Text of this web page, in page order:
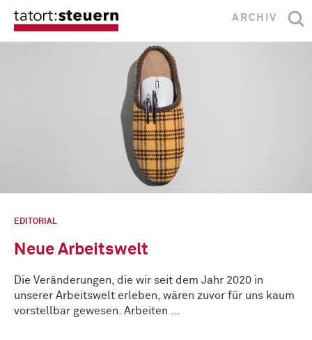
ARCHIV
EDITORIAL
Neue Arbeitswelt
Die Veränderungen, die wir seit dem Jahr 2020 in
unserer Arbeitswelt erleben, wären zuvor für uns kaum
vorstellbar gewesen. Arbeiten …